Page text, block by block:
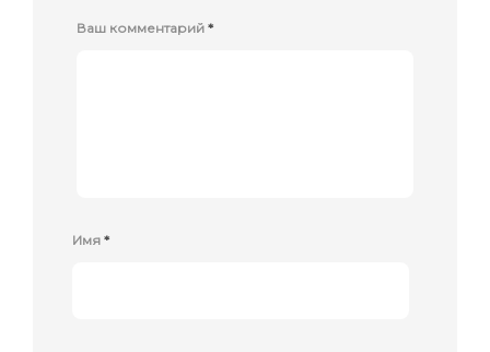
Ваш комментарий *
Имя *